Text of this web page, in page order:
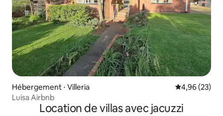
Hébergement ⋅ Villeria Évaluation
4,96 (23)
Luisa Airbnb
Location de villas avec jacuzzi